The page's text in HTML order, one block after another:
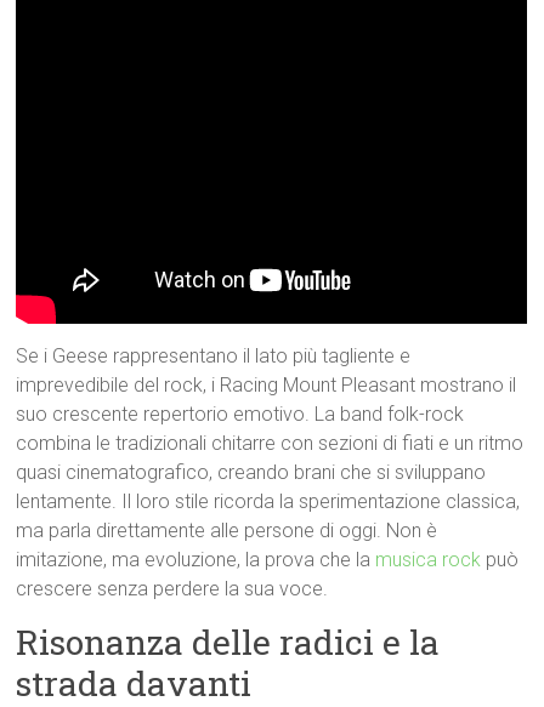
Se i Geese rappresentano il lato più tagliente e
imprevedibile del rock, i Racing Mount Pleasant mostrano il
suo crescente repertorio emotivo. La band folk-rock
combina le tradizionali chitarre con sezioni di fiati e un ritmo
quasi cinematografico, creando brani che si sviluppano
lentamente. Il loro stile ricorda la sperimentazione classica,
ma parla direttamente alle persone di oggi. Non è
imitazione, ma evoluzione, la prova che la musica rock può
crescere senza perdere la sua voce.
Risonanza delle radici e la
strada davanti